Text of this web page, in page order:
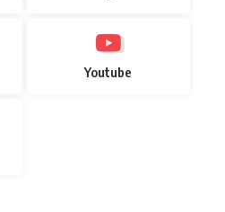
Youtube